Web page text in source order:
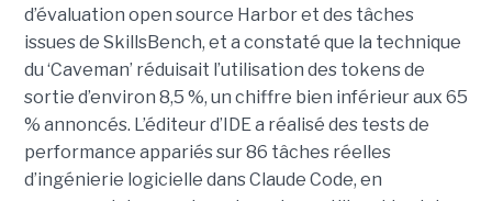
d’évaluation open source Harbor et des tâches
issues de SkillsBench, et a constaté que la technique
du ‘Caveman’ réduisait l’utilisation des tokens de
sortie d’environ 8,5 %, un chiffre bien inférieur aux 65
% annoncés. L’éditeur d’IDE a réalisé des tests de
performance appariés sur 86 tâches réelles
d’ingénierie logicielle dans Claude Code, en